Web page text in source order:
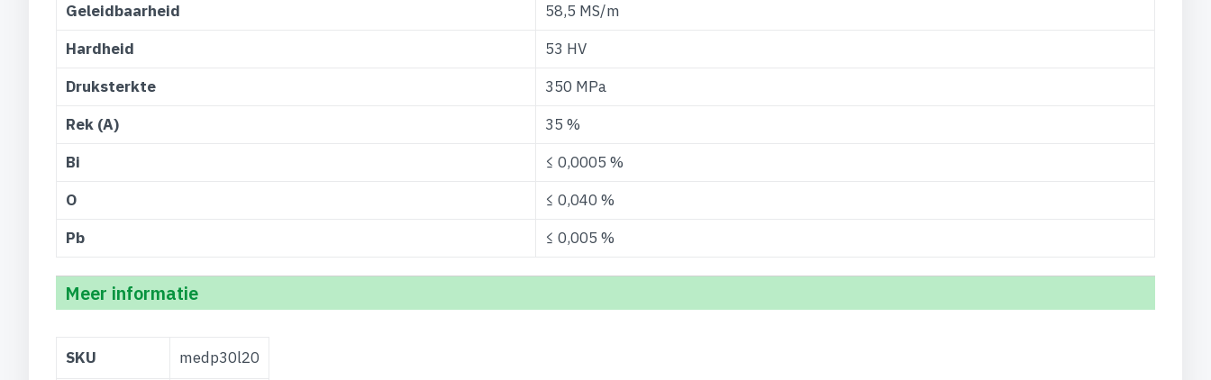
Geleidbaarheid
58,5 MS/m
Hardheid
53 HV
Druksterkte
350 MPa
Rek (A)
35 %
Bi
≤ 0,0005 %
O
≤ 0,040 %
Pb
≤ 0,005 %
Meer informatie
informatie
SKU medp30l20